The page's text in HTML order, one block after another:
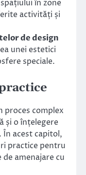
în zone
activități și
de design
unei estetici
speciale.
proces complex
și o înțelegere
acest capitol,
practice pentru
amenajare cu